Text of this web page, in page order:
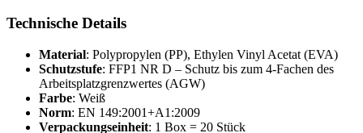
Technische Details
Material: Polypropylen (PP), Ethylen Vinyl Acetat (EVA)
Schutzstufe: FFP1 NR D – Schutz bis zum 4-Fachen des
Arbeitsplatzgrenzwertes (AGW)
Farbe: Weiß
Norm: EN 149:2001+A1:2009
Verpackungseinheit: 1 Box = 20 Stück